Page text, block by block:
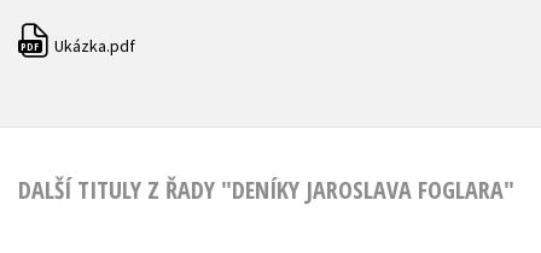
PDF Ukázka.pdf
DALŠÍ TITULY Z ŘADY "DENÍKY JAROSLAVA FOGLARA"